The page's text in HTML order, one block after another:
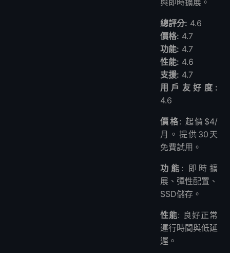
與即時擴展。
總評分: 4.6
價格: 4.7
功能: 4.7
性能: 4.6
支援: 4.7
用戶友好度:
4.6
價格: 起價$4/
月。提供30天
免費試用。
功能 : 即時擴
展、彈性配置、
SSD儲存。
性能: 良好正常
運行時間與低延
遲。